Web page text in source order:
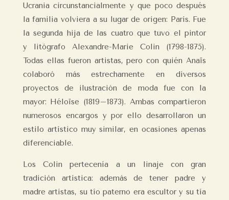
Ucrania circunstancialmente y que poco después
la familia volviera a su lugar de origen: París. Fue
la segunda hija de las cuatro que tuvo el pintor
y litógrafo Alexandre-Marie Colin (1798-1875).
Todas ellas fueron artistas, pero con quién Anaïs
colaboró más estrechamente en diversos
proyectos de ilustración de moda fue con la
mayor: Héloïse (1819–1873). Ambas compartieron
numerosos encargos y por ello desarrollaron un
estilo artístico muy similar, en ocasiones apenas
diferenciable.
Los Colin pertecenía a un linaje con gran
tradición artística: además de tener padre y
madre artistas, su tío paterno era escultor y su tía